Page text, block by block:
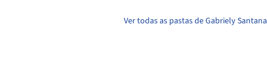
Ver todas as pastas de Gabriely Santana